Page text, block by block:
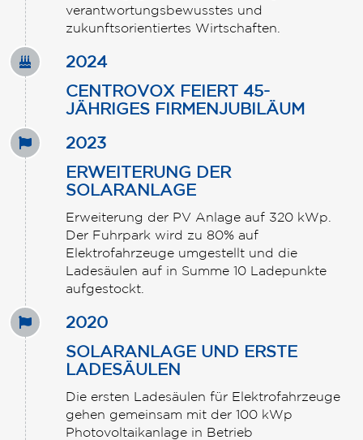
verantwortungsbewusstes und
zukunftsorientiertes Wirtschaften.
2024
CENTROVOX FEIERT 45-
JÄHRIGES FIRMENJUBILÄUM
2023
ERWEITERUNG DER
SOLARANLAGE
Erweiterung der PV Anlage auf 320 kWp.
Der Fuhrpark wird zu 80% auf
Elektrofahrzeuge umgestellt und die
Ladesäulen auf in Summe 10 Ladepunkte
aufgestockt.
2020
SOLARANLAGE UND ERSTE
LADESÄULEN
Die ersten Ladesäulen für Elektrofahrzeuge
gehen gemeinsam mit der 100 kWp
Photovoltaikanlage in Betrieb